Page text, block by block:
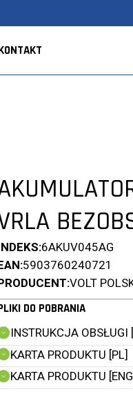
6AKUV045AG
5903760240721
VOLT
DO POBRANIA
INSTRUKCJA OBSŁUGI
KARTA PRODUKTU [PL]
KARTA PRODUKTU